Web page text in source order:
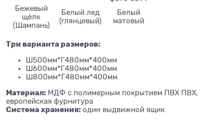
Бежевый
щёлк
(Шампань)
Белый лед
(глянцевый)
Белый
матовый
Три варианта размеров:
Ш500мм*Г480мм*400мм
Ш600мм*Г480мм*400мм
Ш800мм*Г480мм*400мм
Материал: МДФ c полимерным покрытием ПВХ ПВХ,
европейская фурнитура
Система хранения: один выдвижной ящик